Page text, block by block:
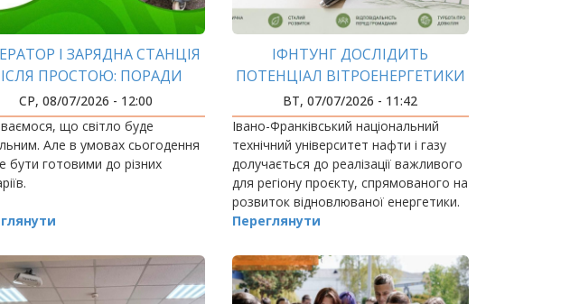
І ЗАРЯДНА СТАНЦІЯ
ПРОСТОЮ: ПОРАДИ
ЕКСПЕРТА ІФНТУНГ
СР, 08/07/2026 - 12:00
що світло буде
Але в умовах сьогодення
бути готовими до різних
ІФНТУНГ ДОСЛІДИТЬ
ПОТЕНЦІАЛ ВІТРОЕНЕРГЕТИКИ
ПРИКАРПАТТЯ
ВТ, 07/07/2026 - 11:42
Івано-Франківський національний
технічний університет нафти і газу
долучається до реалізації важливого
для регіону проєкту, спрямованого на
розвиток відновлюваної енергетики.
Переглянути